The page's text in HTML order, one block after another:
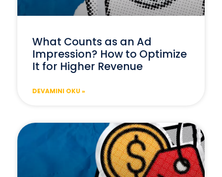
What Counts as an Ad
Impression? How to Optimize
It for Higher Revenue
DEVAMINI OKU »